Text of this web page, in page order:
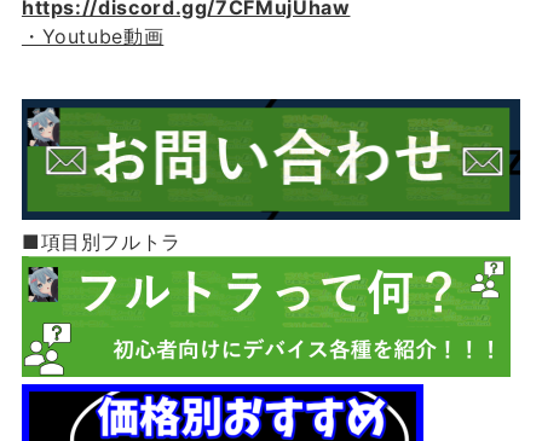
https://discord.gg/7CFMujUhaw
・Youtube動画
■項目別フルトラ